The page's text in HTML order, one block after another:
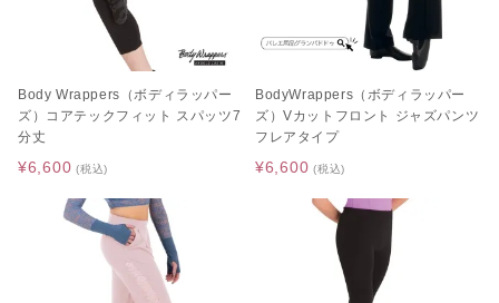
Body Wrappers（ボディラッパー
ズ）コアテックフィット スパッツ7
分丈
¥6,600 (税込)
BodyWrappers（ボディラッパー
ズ）Vカットフロント ジャズパンツ
フレアタイプ
¥6,600 (税込)